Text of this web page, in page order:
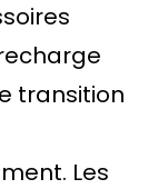
transition
Les